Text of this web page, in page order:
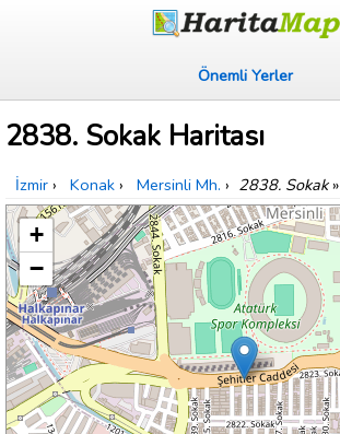
Önemli Yerler
2838. Sokak Haritası
İzmir › Konak › Mersinli Mh. › 2838. Sokak»
+
−